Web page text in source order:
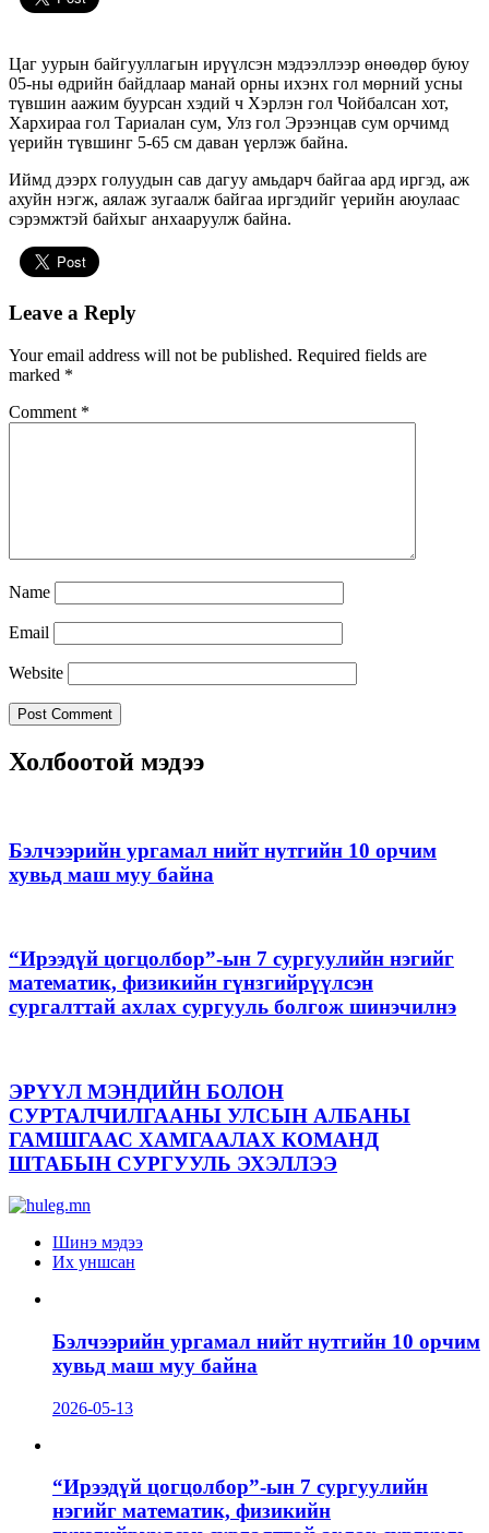
Цаг уурын байгууллагын ирүүлсэн мэдээллээр өнөөдөр буюу
05-ны өдрийн байдлаар манай орны ихэнх гол мөрний усны
түвшин аажим буурсан хэдий ч Хэрлэн гол Чойбалсан хот,
Хархираа гол Тариалан сум, Улз гол Эрээнцав сум орчимд
үерийн түвшинг 5-65 см даван үерлэж байна.
Иймд дээрх голуудын сав дагуу амьдарч байгаа ард иргэд, аж
ахуйн нэгж, аялаж зугаалж байгаа иргэдийг үерийн аюулаас
сэрэмжтэй байхыг анхааруулж байна.
Leave a Reply
Your email address will not be published. Required fields are
marked *
Comment *
Name
Email
Website
Холбоотой мэдээ
Бэлчээрийн ургамал нийт нутгийн 10 орчим
хувьд маш муу байна
“Ирээдүй цогцолбор”-ын 7 сургуулийн нэгийг
математик, физикийн гүнзгийрүүлсэн
сургалттай ахлах сургууль болгож шинэчилнэ
ЭРҮҮЛ МЭНДИЙН БОЛОН
СУРТАЛЧИЛГААНЫ УЛСЫН АЛБАНЫ
ГАМШГААС ХАМГААЛАХ КОМАНД
ШТАБЫН СУРГУУЛЬ ЭХЭЛЛЭЭ
Шинэ мэдээ
Их уншсан
Бэлчээрийн ургамал нийт нутгийн 10 орчим
хувьд маш муу байна
2026-05-13
“Ирээдүй цогцолбор”-ын 7 сургуулийн
нэгийг математик, физикийн